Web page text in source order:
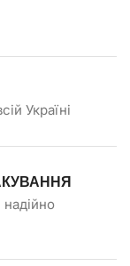
Україні